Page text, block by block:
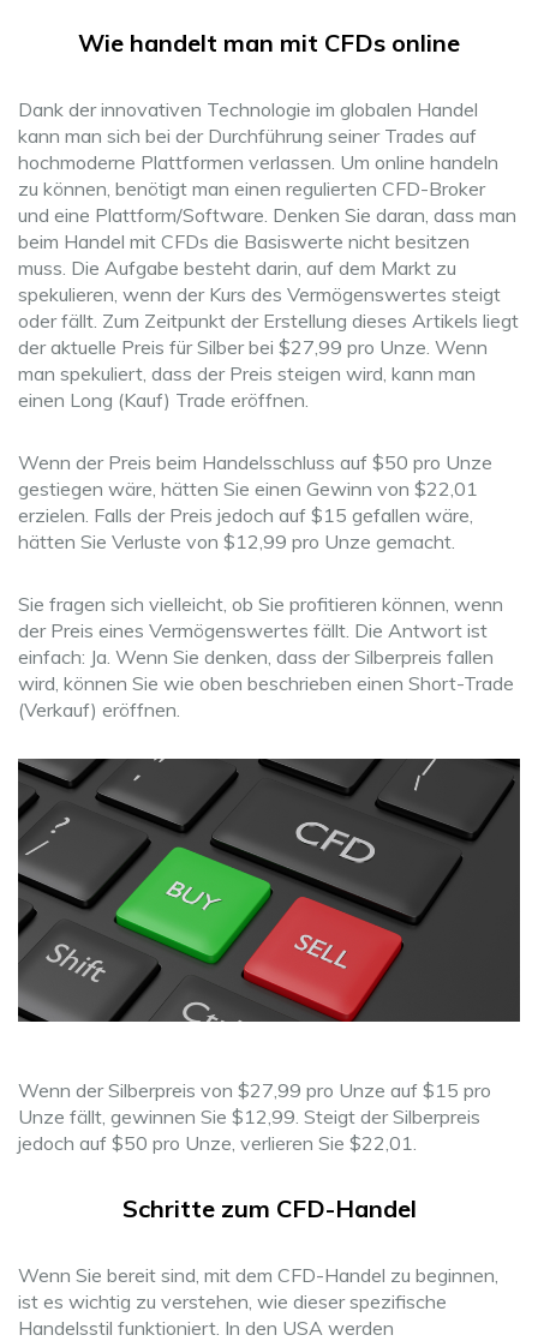
Wie handelt man mit CFDs online
Dank der innovativen Technologie im globalen Handel
kann man sich bei der Durchführung seiner Trades auf
hochmoderne Plattformen verlassen. Um online handeln
zu können, benötigt man einen regulierten CFD-Broker
und eine Plattform/Software. Denken Sie daran, dass man
beim Handel mit CFDs die Basiswerte nicht besitzen
muss. Die Aufgabe besteht darin, auf dem Markt zu
spekulieren, wenn der Kurs des Vermögenswertes steigt
oder fällt. Zum Zeitpunkt der Erstellung dieses Artikels liegt
der aktuelle Preis für Silber bei $27,99 pro Unze. Wenn
man spekuliert, dass der Preis steigen wird, kann man
einen Long (Kauf) Trade eröffnen.
Wenn der Preis beim Handelsschluss auf $50 pro Unze
gestiegen wäre, hätten Sie einen Gewinn von $22,01
erzielen. Falls der Preis jedoch auf $15 gefallen wäre,
hätten Sie Verluste von $12,99 pro Unze gemacht.
Sie fragen sich vielleicht, ob Sie profitieren können, wenn
der Preis eines Vermögenswertes fällt. Die Antwort ist
einfach: Ja. Wenn Sie denken, dass der Silberpreis fallen
wird, können Sie wie oben beschrieben einen Short-Trade
(Verkauf) eröffnen.
Wenn der Silberpreis von $27,99 pro Unze auf $15 pro
Unze fällt, gewinnen Sie $12,99. Steigt der Silberpreis
jedoch auf $50 pro Unze, verlieren Sie $22,01.
Schritte zum CFD-Handel
Wenn Sie bereit sind, mit dem CFD-Handel zu beginnen,
ist es wichtig zu verstehen, wie dieser spezifische
Handelsstil funktioniert. In den USA werden